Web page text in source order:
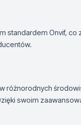
standardem Onvif,
różnorodnych
swoim